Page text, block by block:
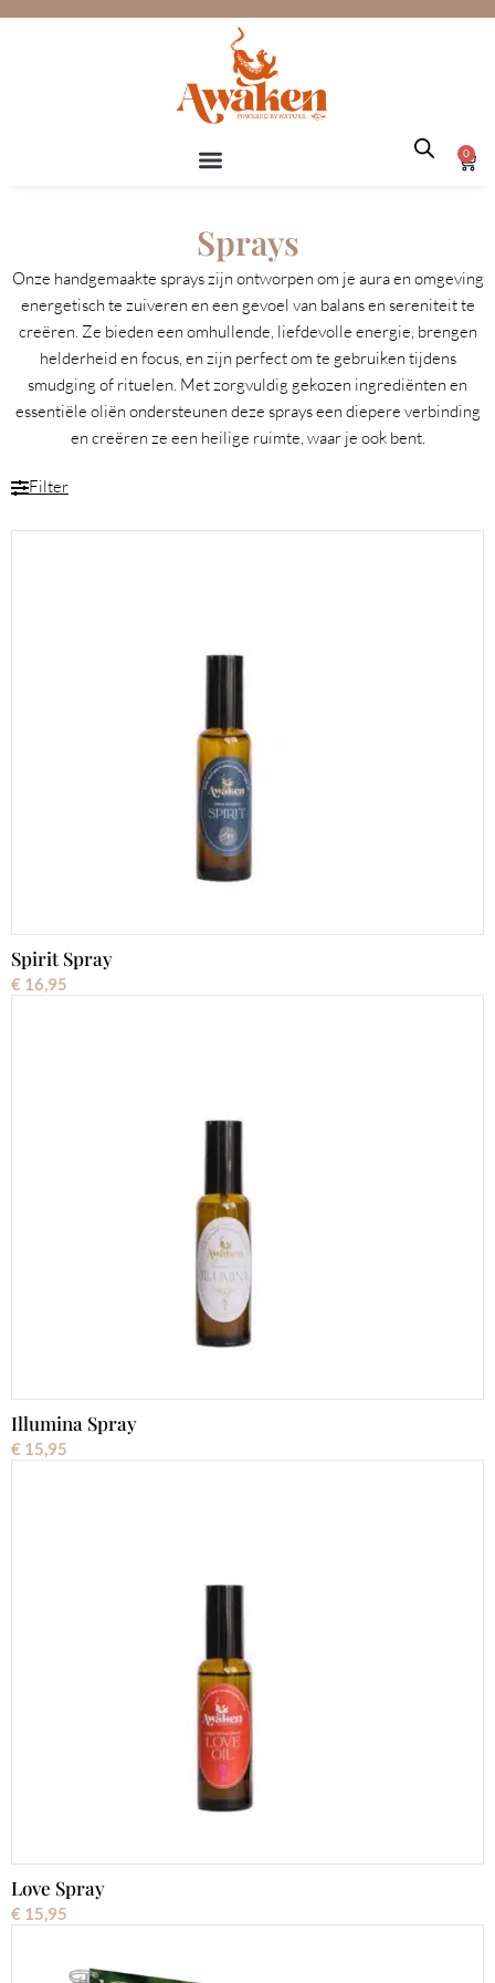
Ga
0
Sprays
Onze handgemaakte sprays zijn ontworpen om je aura en omgeving
energetisch te zuiveren en een gevoel van balans en sereniteit te
creëren. Ze bieden een omhullende, liefdevolle energie, brengen
helderheid en focus, en zijn perfect om te gebruiken tijdens
smudging of rituelen. Met zorgvuldig gekozen ingrediënten en
essentiële oliën ondersteunen deze sprays een diepere verbinding
en creëren ze een heilige ruimte, waar je ook bent.
Filter
Spirit Spray
€ 16,95
Illumina Spray
€ 15,95
Love Spray
€ 15,95